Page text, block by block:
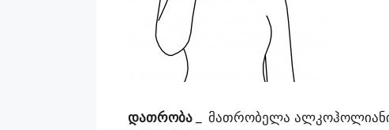
დათრობა
მათრობელა